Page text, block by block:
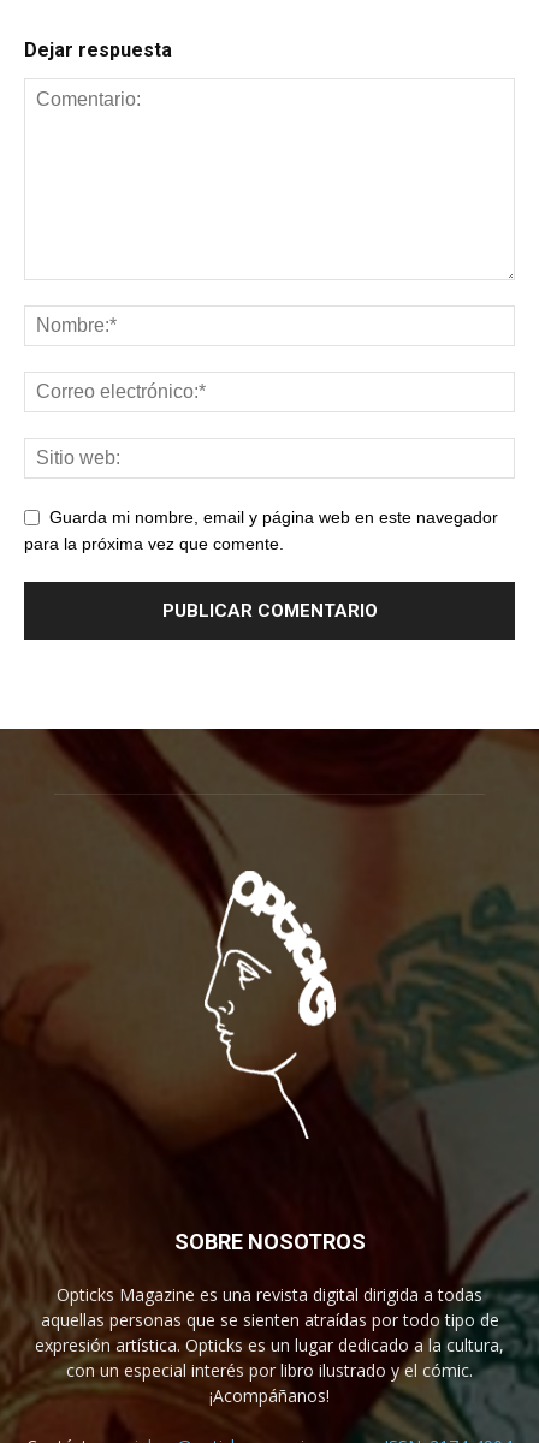
Dejar respuesta
Guarda mi nombre, email y página web en este navegador
para la próxima vez que comente.
SOBRE NOSOTROS
Opticks Magazine es una revista digital dirigida a todas
aquellas personas que se sienten atraídas por todo tipo de
expresión artística. Opticks es un lugar dedicado a la cultura,
con un especial interés por libro ilustrado y el cómic.
¡Acompáñanos!